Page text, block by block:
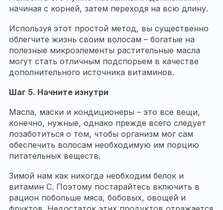
начиная с корней, затем переходя на всю длину.
Используя этот простой метод, вы существенно
облегчите жизнь своим волосам – богатые на
полезные микроэлементы растительные масла
могут стать отличным подспорьем в качестве
дополнительного источника витаминов.
Шаг 5. Начните изнутри
Масла, маски и кондиционеры – это все вещи,
конечно, нужные, однако прежде всего следует
позаботиться о том, чтобы организм мог сам
обеспечить волосам необходимую им порцию
питательных веществ.
Зимой нам как никогда необходим белок и
витамин С. Поэтому постарайтесь включить в
рацион побольше мяса, бобовых, овощей и